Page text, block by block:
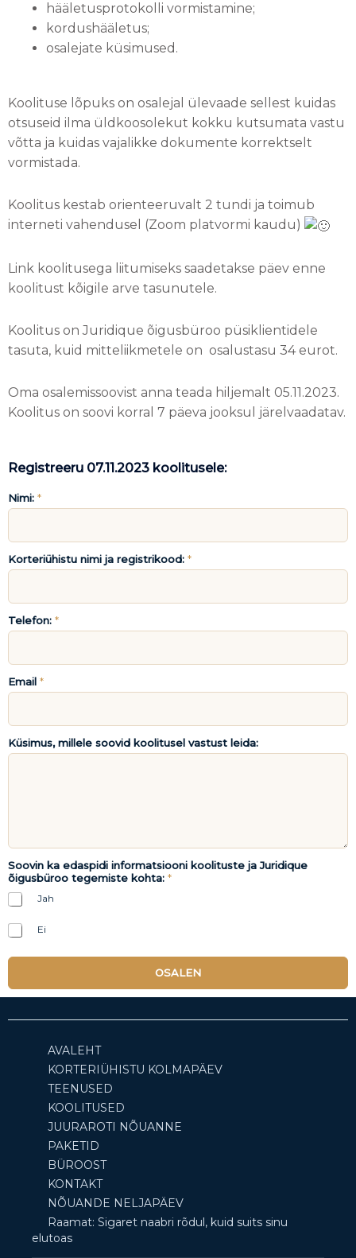
hääletusprotokolli vormistamine;
kordushääletus;
osalejate küsimused.
Koolituse lõpuks on osalejal ülevaade sellest kuidas
otsuseid ilma üldkoosolekut kokku kutsumata vastu
võtta ja kuidas vajalikke dokumente korrektselt
vormistada.
Koolitus kestab orienteeruvalt 2 tundi ja toimub
interneti vahendusel (Zoom platvormi kaudu)
Link koolitusega liitumiseks saadetakse päev enne
koolitust kõigile arve tasunutele.
Koolitus on Juridique õigusbüroo püsiklientidele
tasuta, kuid mitteliikmetele on osalustasu 34 eurot.
Oma osalemissoovist anna teada hiljemalt 05.11.2023.
Koolitus on soovi korral 7 päeva jooksul järelvaadatav.
Registreeru 07.11.2023 koolitusele:
Nimi: *
Korteriühistu nimi ja registrikood: *
Telefon: *
Email *
Küsimus, millele soovid koolitusel vastust leida:
Soovin ka edaspidi informatsiooni koolituste ja Juridique
õigusbüroo tegemiste kohta: *
Jah
Ei
OSALEN
AVALEHT
KORTERIÜHISTU KOLMAPÄEV
TEENUSED
KOOLITUSED
JUURAROTI NÕUANNE
PAKETID
BÜROOST
KONTAKT
NÕUANDE NELJAPÄEV
Raamat: Sigaret naabri rõdul, kuid suits sinu
elutoas